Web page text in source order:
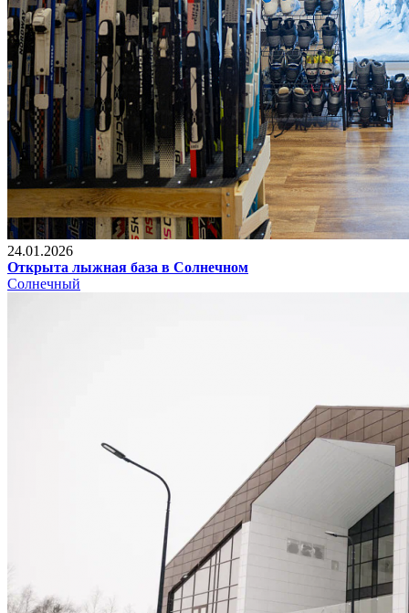
24.01.2026
Открыта лыжная база в Солнечном
Солнечный